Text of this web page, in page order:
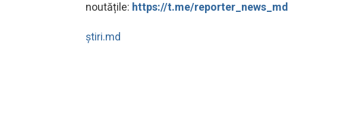
noutățile: https://t.me/reporter_news_md
știri.md